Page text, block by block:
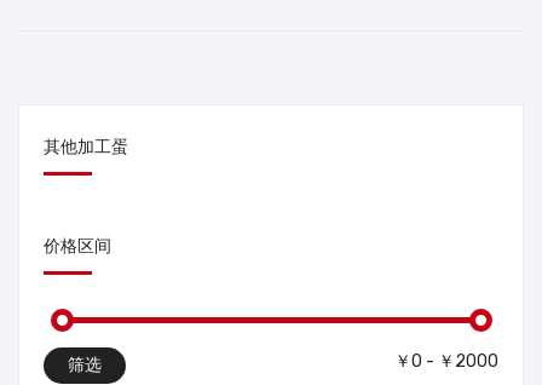
其他加工蛋
价格区间
筛选 ￥0 - ￥2000